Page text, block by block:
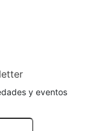
y eventos